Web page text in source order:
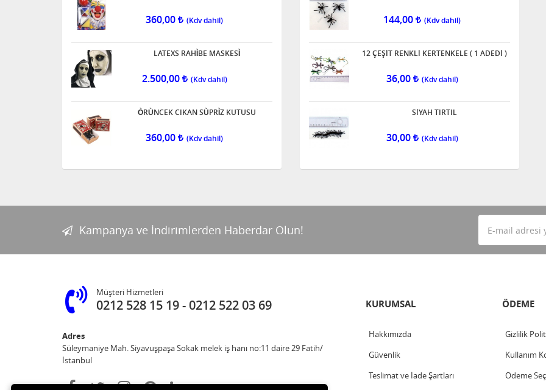
360,00
LATEXS RAHÌBE MASKESÌ
2.500,00
ÒRÙNCEK CIKAN SÙPRÌZ KUTUSU
360,00
144,00
12 ÇEŞİT RENKLİ KERTENKELE ( 1 ADEDİ )
36,00
SİYAH TIRTIL
30,00
Kampanya ve İndirimlerden Haberdar Olun!
Müşteri Hizmetleri
0212 528 15 19 0212 522 03 69
Adres
Süleymaniye Mah. Siyavuşpaşa Sokak melek iş hanı no:11 daire 29 Fatih/
İstanbul
KURUMSAL
Hakkımızda
Güvenlik
Teslimat ve İade Şartları
ÖDEME
Gizlilik
Kullanım
Ödeme